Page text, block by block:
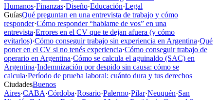
Humanos·Finanzas·Diseño·Educación·Legal
GuíasQué preguntan en una entrevista de trabajo y cómo
responder·Cómo responder “hablame de vos” en una
entrevista·Errores en el CV que te dejan afuera (y cómo
evitarlos)·Cómo conseguir trabajo sin experiencia en Argentina·Qué
poner en el CV si no tenés experiencia·Cómo conseguir trabajo de
operario en Argentina·Cómo se calcula el aguinaldo (SAC) en
Argentina·Indemnización por despido sin causa: cómo se
calcula·Período de prueba laboral: cuánto dura y tus derechos
CiudadesBuenos
Aires·CABA·Córdoba·Rosario·Palermo·Pilar·Neuquén·San